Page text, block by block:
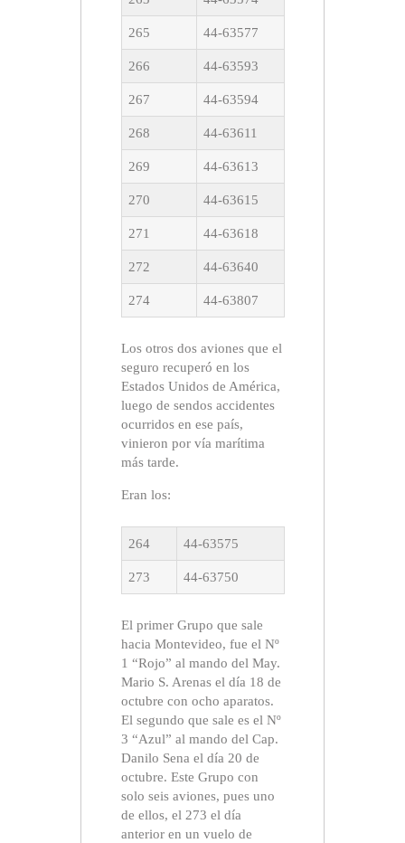
265 44-63577
266 44-63593
267 44-63594
268 44-63611
269 44-63613
270 44-63615
271 44-63618
272 44-63640
274 44-63807
Los otros dos aviones que el
seguro recuperó en los
Estados Unidos de América,
luego de sendos accidentes
ocurridos en ese país,
vinieron por vía marítima
más tarde.
Eran los:
264 44-63575
273 44-63750
El primer Grupo que sale
hacia Montevideo, fue el Nº
1 “Rojo” al mando del May.
Mario S. Arenas el día 18 de
octubre con ocho aparatos.
El segundo que sale es el Nº
3 “Azul” al mando del Cap.
Danilo Sena el día 20 de
octubre. Este Grupo con
solo seis aviones, pues uno
de ellos, el 273 el día
anterior en un vuelo de